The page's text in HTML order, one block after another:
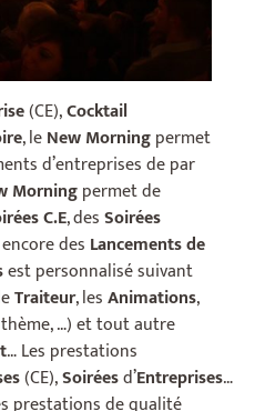
(CE),Cocktail
, leNew Morningpermet
d’entreprises de par
Morningpermet de
C.E, desSoirées
des Lancements de
est personnalisé suivant
Traiteur, lesAnimations,
…) et tout autre
… Les prestations
(CE),Soiréesd’Entreprises…